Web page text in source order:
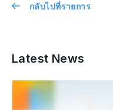
กลับไปที่รายการ
Latest News